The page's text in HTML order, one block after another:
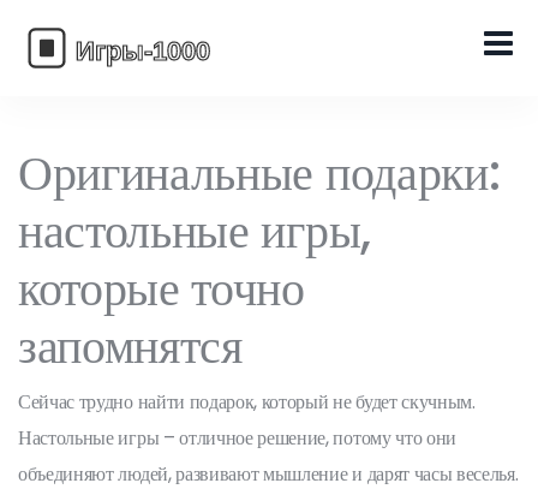
Оригинальные подарки:
настольные игры,
которые точно
запомнятся
Сейчас трудно найти подарок, который не будет скучным.
Настольные игры – отличное решение, потому что они
объединяют людей, развивают мышление и дарят часы веселья.